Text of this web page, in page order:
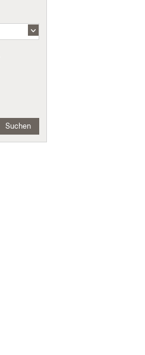
Suchen